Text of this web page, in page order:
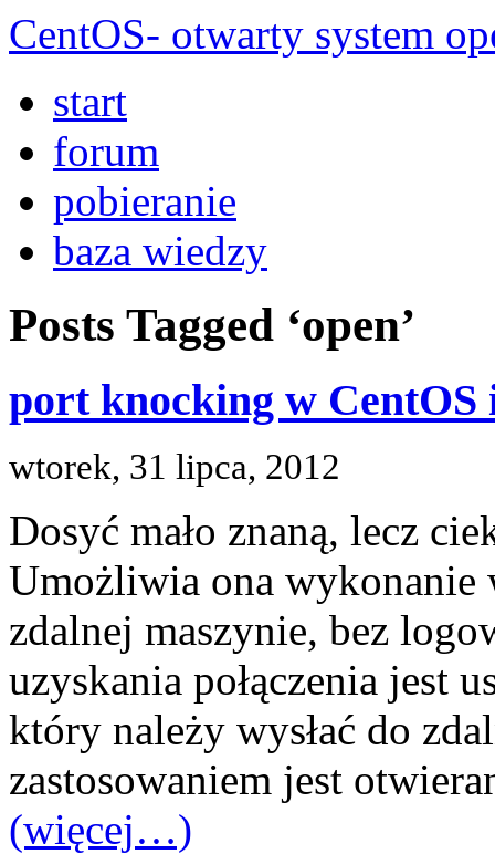
CentOS- otwarty system
start
forum
pobieranie
baza wiedzy
Posts Tagged ‘open’
port knocking w CentOS
wtorek, 31 lipca, 2012
Dosyć mało znaną, lecz
Umożliwia ona wykonanie
zdalnej maszynie, bez
uzyskania połączenia jest
który należy wysłać do
zastosowaniem jest
(więcej…)